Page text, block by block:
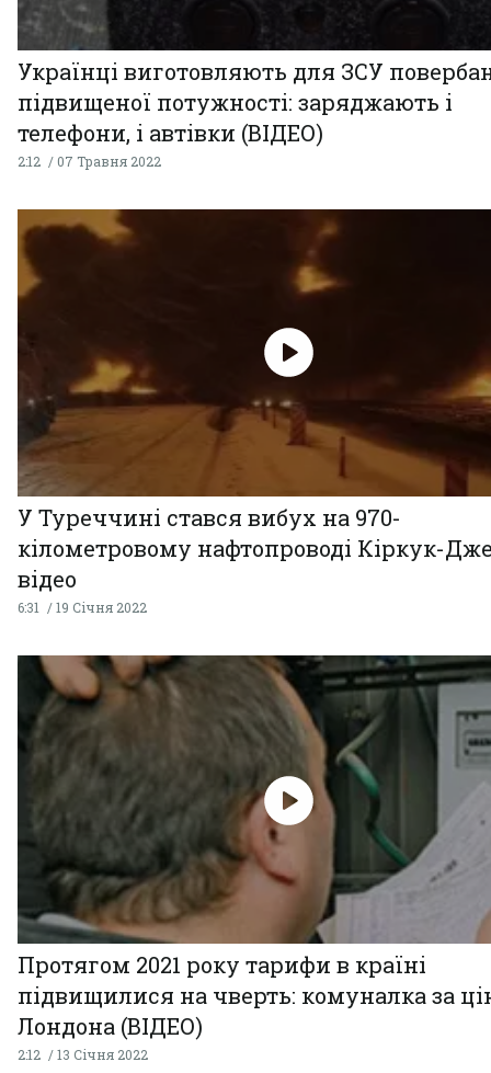
Українці виготовляють для ЗСУ
підвищеної потужності: заряджають і
телефони, і автівки (ВІДЕО)
2:12 07 Травня 2022
У Туреччині стався вибух на 970-
кілометровому нафтопроводі Кіркук-
відео
6:31 19 Січня 2022
Протягом 2021 року тарифи в країні
підвищилися на чверть: комуналка за
Лондона (ВІДЕО)
2:12 13 Січня 2022